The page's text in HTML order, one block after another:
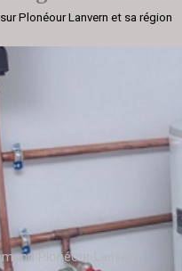
Plonéour Lanvern et sa région
Plonéour Lanvern